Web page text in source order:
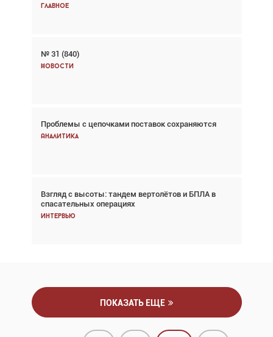
Главное
№ 31 (840)
Новости
Проблемы с цепочками поставок сохраняются
Аналитика
Взгляд с высоты: тандем вертолётов и БПЛА в
спасательных операциях
Интервью
Главное
Авиационный фотограф Дэйв Кох: «Фотография
говорит сама за себя... а ИИ всё портит»
Впервые с 2024 года глобальный трафик
снижается три недели подряд
Частный самолёт – это актив. Подходите к
покупке соответствующим образом
Интервью
ПОКАЗАТЬ ЕЩЕ